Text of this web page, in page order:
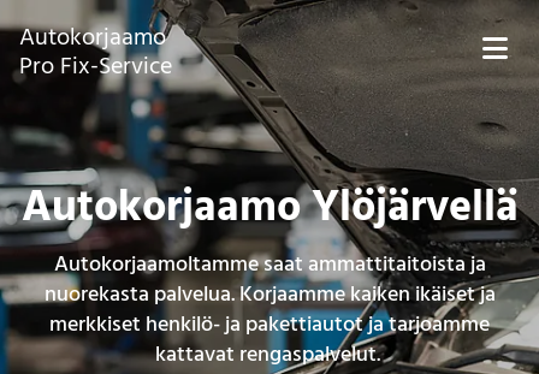
Autokorjaamo
Pro Fix-Service
Autokorjaamo Ylöjärvellä
Autokorjaamoltamme saat ammattitaitoista ja
nuorekasta palvelua. Korjaamme kaiken ikäiset ja
merkkiset henkilö- ja pakettiautot ja tarjoamme
kattavat rengaspalvelut.